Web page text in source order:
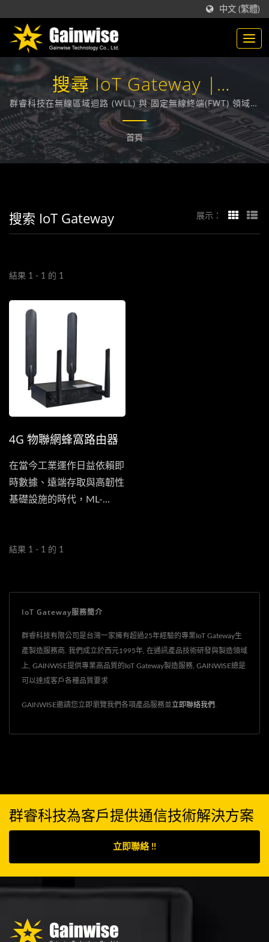
中文 (繁體)
搜尋 IoT Gateway |
GAINWISE
群睿科技在無線區域迴路 (WLL) 與 固定無線終端(FWT) 領域，
技術領先業界，在台灣，致力於為各大電信業者提供通訊技術
相關的解決方案。
首頁
搜索 IoT Gateway 展示：
結果 1 - 1 的 1
4G 物聯網蜂窩路由器
在當今工業運作日益依賴即
時數據、遠端存取與高韌性
基礎設施的時代，ML-
結果 1 - 1 的 1
IoT Gateway服務簡介
群睿科技有限公司是台灣一家擁有超過25年經驗的專業IoT Gateway生
產製造服務商. 我們成立於西元1995年, 在通訊產品技術研發與製造領域
上, GAINWISE提供專業高品質的IoT Gateway製造服務, GAINWISE總是
可以達成客戶各種品質要求
GAINWISE邀請您立即瀏覽我們各項產品服務並立即聯絡我們
群睿科技為客戶提供通信技術解決方案
立即聯絡 !!